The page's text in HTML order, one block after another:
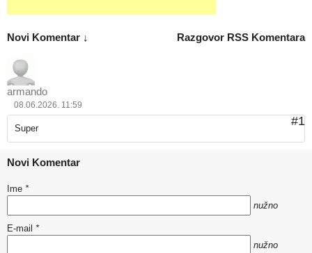
Razgovor RSS Komentara
Novi Komentar ↓
armando
08.06.2026. 11:59
#1
Super
Novi Komentar
Ime *
nužno
E-mail *
nužno